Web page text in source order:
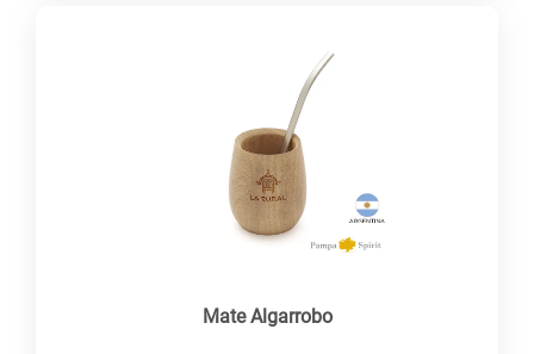
Mate Algarrobo